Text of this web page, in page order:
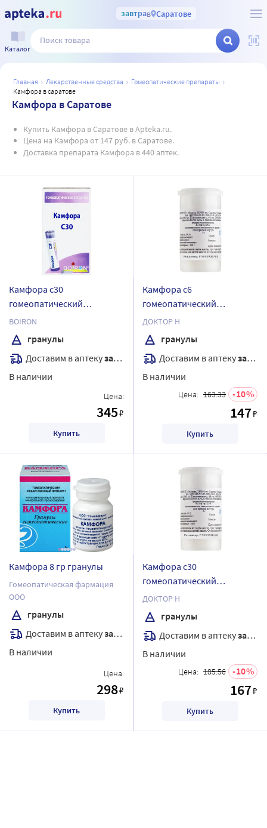
завтрав Саратове
Каталог
главная лекарственные средства
гомеопатические препараты
камфора в саратове
Камфора в Саратове
Купить Камфора в Саратове в Apteka.ru.
Цена на Камфора от 147 руб. в Саратове.
Доставка препарата Камфора в 440 аптек.
Камфора с30
гомеопатический
монокомпонентный
препарат минерально-
химического
происхождения 4 гр
гранулы гомеопатические
BOIRON
гранулы
Доставим в аптекузавтра
В наличии
Цена:
345₽
Купить
Камфора с6
гомеопатический
монокомпонентный
препарат природного
происхождения 5 гр
гранулы гомеопатические
ДОКТОР Н
гранулы
Доставим в аптекузавтра
В наличии
Цена: 163.33 10
147₽
Купить
Камфора 8 гр гранулы
Гомеопатическая фармация
ООО
гранулы
Доставим в аптекузавтра
В наличии
Цена:
298₽
Купить
Камфора с30
гомеопатический
монокомпонентный
препарат природного
происхождения 5 гр
гранулы гомеопатические
ДОКТОР Н
гранулы
Доставим в аптекузавтра
В наличии
Цена: 185.56 10
167₽
Купить